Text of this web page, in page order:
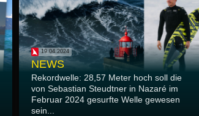
19.04.2024
NEWS
Rekordwelle: 28,57 Meter hoch soll die
von Sebastian Steudtner in Nazaré im
Februar 2024 gesurfte Welle gewesen
sein...